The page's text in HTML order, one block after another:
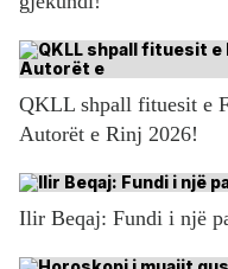
QKLL shpall fituesit e
Autorët e Rinj 2026!
Ilir Beqaj: Fundi i një